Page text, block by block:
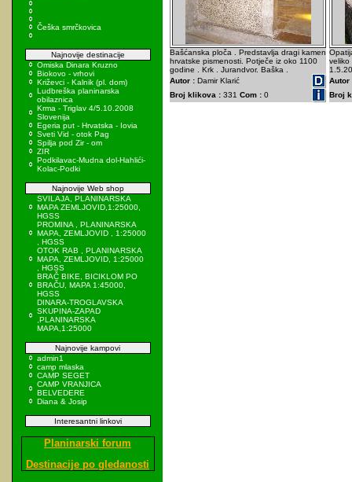
Češka smrčkovica
Najnovije destinacije
Omiska Dinara Kruzno
Biokovo - vrhovi
Križevci - Kalnik (pl. dom)
Ludbreška planinarska
obilaznica
Krma - Triglav 4/5.10.2008
Slovenija
Egeria put - Hrvatska - Iovia
Sveti Vid - otok Pag
Spilja pod Zir - om
ZIR
Podkilavac-Mudna dol-Hahlići-
Kolac-Podki
Najnovije Web shop
SVILAJA, PLANINARSKA
MAPA ZEMLJOVID,1:25000,
HGSS
PROMINA , PLANINARSKA
MAPA, ZEMLJOVID , 1:25000
, HGSS
OTOK RAB , PLANINARSKA
MAPA, ZEMLJOVID, 1:25000
, HGSS
BRAČ BIKE, BICIKLOM PO
BRAČU, MAPA 1:45000,
HGSS
DINARA-TROGLAVSKA
SKUPINA-ZAPAD
,PLANINARSKA
MAPA,1:25000
Najnovije kampovi
admin1
camp mlaska
CAMP SEGET
CAMP VRANJICA
BELVEDERE
Diana & Josip
Interesantni linkovi
Planinarski forum
Destinacije po gledanosti
Bašćanska ploča . Predstavlja dragi kamen
hrvatske pismenosti. Potječe iz oko 1100
godine . Krk . Jurandvor. Baška .
Autor : Damir Klarić
Broj klikova : 331 Com : 0
veliko
Autor
Broj